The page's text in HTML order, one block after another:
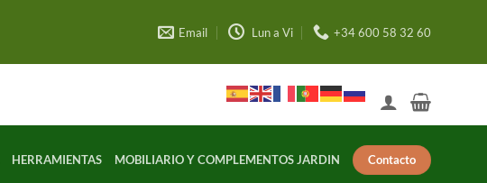
Email Lun a Vi +34 600 58 32 60
HERRAMIENTAS MOBILIARIO Y COMPLEMENTOS JARDIN Contacto